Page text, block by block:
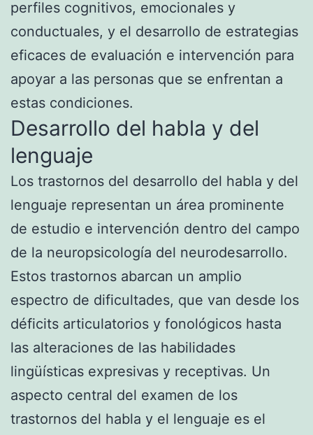
perfiles cognitivos, emocionales y
conductuales, y el desarrollo de estrategias
eficaces de evaluación e intervención para
apoyar a las personas que se enfrentan a
estas condiciones.
Desarrollo del habla y del
lenguaje
Los trastornos del desarrollo del habla y del
lenguaje representan un área prominente
de estudio e intervención dentro del campo
de la neuropsicología del neurodesarrollo.
Estos trastornos abarcan un amplio
espectro de dificultades, que van desde los
déficits articulatorios y fonológicos hasta
las alteraciones de las habilidades
lingüísticas expresivas y receptivas. Un
aspecto central del examen de los
trastornos del habla y el lenguaje es el